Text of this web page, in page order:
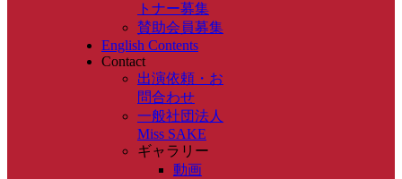
トナー募集
賛助会員募集
English Contents
Contact
出演依頼・お
問合わせ
一般社団法人
Miss SAKE
ギャラリー
動画